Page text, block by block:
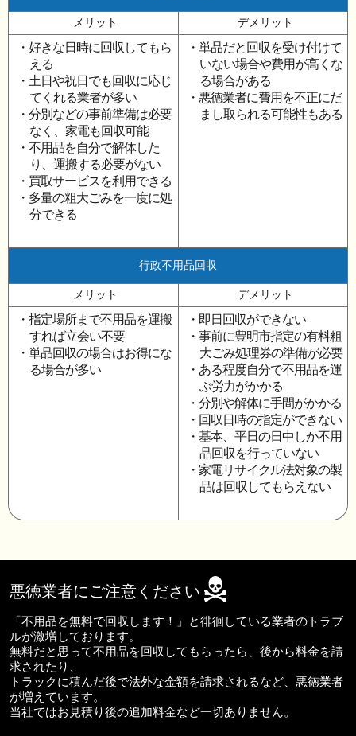
メリット デメリット
・好きな日時に回収してもら
える
・土日や祝日でも回収に応じ
てくれる業者が多い
・分別などの事前準備は必要
なく、家電も回収可能
・不用品を自分で解体した
り、運搬する必要がない
・買取サービスを利用できる
・多量の粗大ごみを一度に処
分できる
・単品だと回収を受け付けて
いない場合や費用が高くな
る場合がある
・悪徳業者に費用を不正にだ
まし取られる可能性もある
行政不用品回収
メリット デメリット
・指定場所まで不用品を運搬
すれば立会い不要
・単品回収の場合はお得にな
る場合が多い
・即日回収ができない
・事前に豊明市指定の有料粗
大ごみ処理券の準備が必要
・ある程度自分で不用品を運
ぶ労力がかかる
・分別や解体に手間がかかる
・回収日時の指定ができない
・基本、平日の日中しか不用
品回収を行っていない
・家電リサイクル法対象の製
品は回収してもらえない
悪徳業者にご注意ください
「不用品を無料で回収します！」と徘徊している業者のトラブ
ルが激増しております。
無料だと思って不用品を回収してもらったら、後から料金を請
求されたり、
トラックに積んだ後で法外な金額を請求されるなど、悪徳業者
が増えています。
当社ではお見積り後の追加料金など一切ありません。